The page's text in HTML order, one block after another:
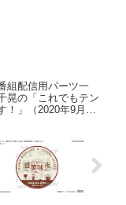
組配信用パーツ一
晃の「これでもテン
！」（2020年9月公